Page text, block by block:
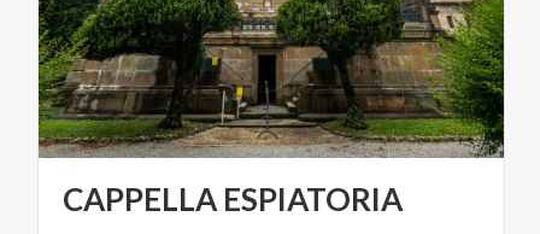
CAPPELLA ESPIATORIA